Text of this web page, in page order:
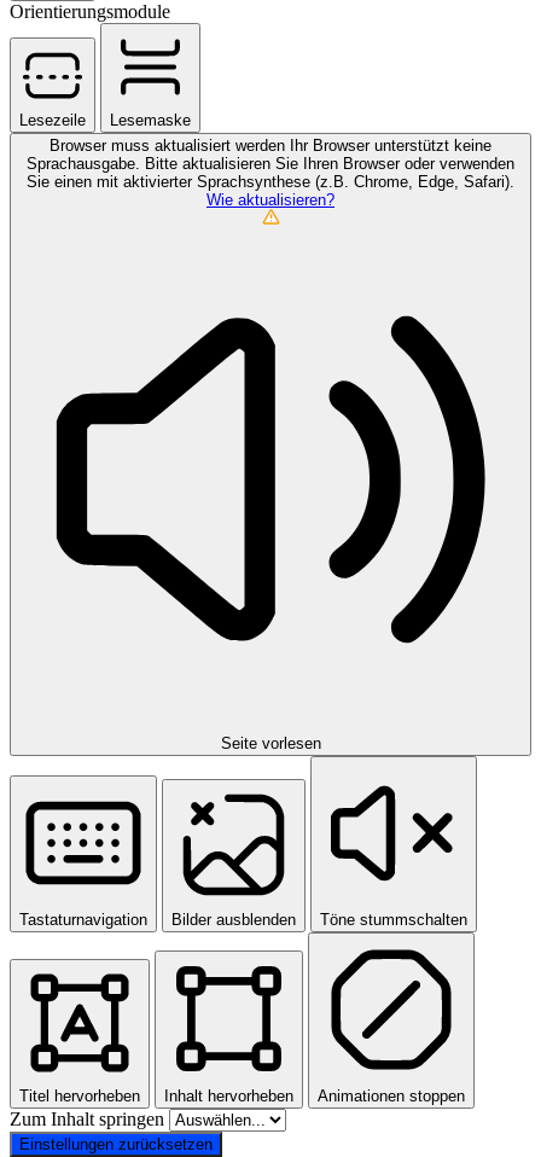
Orientierungsmodule
Lesezeile
Lesemaske
Browser muss aktualisiert werden
Ihr Browser unterstützt keine
Sprachausgabe. Bitte aktualisieren Sie Ihren Browser oder verwenden
Sie einen mit aktivierter Sprachsynthese (z.B. Chrome, Edge, Safari).
Wie aktualisieren?
Seite vorlesen
Tastaturnavigation Bilder ausblenden Töne stummschalten
Titel hervorheben Inhalt hervorheben Animationen stoppen
Zum Inhalt springen
Einstellungen zurücksetzen